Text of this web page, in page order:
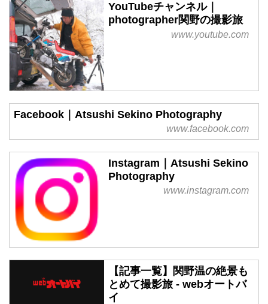
YouTubeチャンネル｜
photographer関野の撮影旅
www.youtube.com
Facebook｜Atsushi Sekino Photography
www.facebook.com
Instagram｜Atsushi Sekino
Photography
www.instagram.com
【記事一覧】関野温の絶景も
とめて撮影旅 - webオートバ
イ